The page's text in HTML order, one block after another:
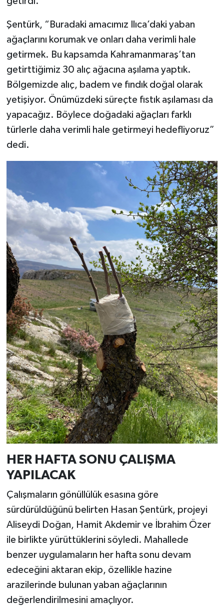
Şentürk, “Buradaki amacımız Ilıca’daki yaban
ağaçlarını korumak ve onları daha verimli hale
getirmek. Bu kapsamda Kahramanmaraş’tan
getirttiğimiz 30 alıç ağacına aşılama yaptık.
Bölgemizde alıç, badem ve fındık doğal olarak
yetişiyor. Önümüzdeki süreçte fıstık aşılaması da
yapacağız. Böylece doğadaki ağaçları farklı
türlerle daha verimli hale getirmeyi hedefliyoruz”
dedi.
HER HAFTA SONU ÇALIŞMA
YAPILACAK
Çalışmaların gönüllülük esasına göre
sürdürüldüğünü belirten Hasan Şentürk, projeyi
Aliseydi Doğan, Hamit Akdemir ve İbrahim Özer
ile birlikte yürüttüklerini söyledi. Mahallede
benzer uygulamaların her hafta sonu devam
edeceğini aktaran ekip, özellikle hazine
arazilerinde bulunan yaban ağaçlarının
değerlendirilmesini amaçlıyor.